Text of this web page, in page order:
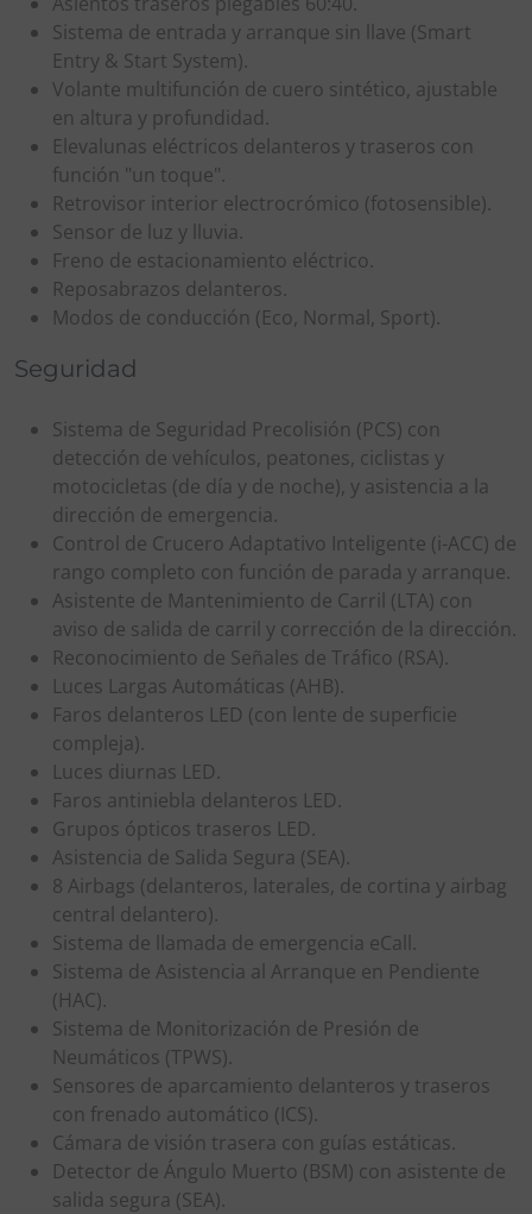
Sistema de entrada y arranque sin llave (Smart
Entry & Start System).
Volante multifunción de cuero sintético, ajustable
en altura y profundidad.
Elevalunas eléctricos delanteros y traseros con
función "un toque".
Retrovisor interior electrocrómico (fotosensible).
Sensor de luz y lluvia.
Freno de estacionamiento eléctrico.
Reposabrazos delanteros.
Modos de conducción (Eco, Normal, Sport).
Seguridad
Sistema de Seguridad Precolisión (PCS) con
detección de vehículos, peatones, ciclistas y
motocicletas (de día y de noche), y asistencia a la
dirección de emergencia.
Control de Crucero Adaptativo Inteligente (i-ACC) de
rango completo con función de parada y arranque.
Asistente de Mantenimiento de Carril (LTA) con
aviso de salida de carril y corrección de la dirección.
Reconocimiento de Señales de Tráfico (RSA).
Luces Largas Automáticas (AHB).
Faros delanteros LED (con lente de superficie
compleja).
Luces diurnas LED.
Faros antiniebla delanteros LED.
Grupos ópticos traseros LED.
Asistencia de Salida Segura (SEA).
8 Airbags (delanteros, laterales, de cortina y airbag
central delantero).
Sistema de llamada de emergencia eCall.
Sistema de Asistencia al Arranque en Pendiente
(HAC).
Sistema de Monitorización de Presión de
Neumáticos (TPWS).
Sensores de aparcamiento delanteros y traseros
con frenado automático (ICS).
Cámara de visión trasera con guías estáticas.
Detector de Ángulo Muerto (BSM) con asistente de
salida segura (SEA).